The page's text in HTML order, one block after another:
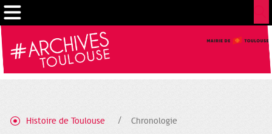
Histoire de Toulouse Chronologie
Gestion de vos préférences sur les cookies